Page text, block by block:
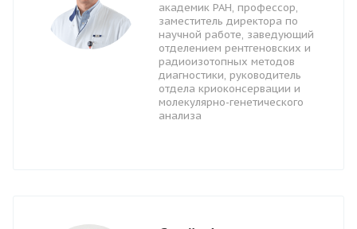
академик РАН, профессор,
заместитель директора по
научной работе, заведующий
отделением рентгеновских и
радиоизотопных методов
диагностики, руководитель
отдела криоконсервации и
молекулярно-генетического
анализа